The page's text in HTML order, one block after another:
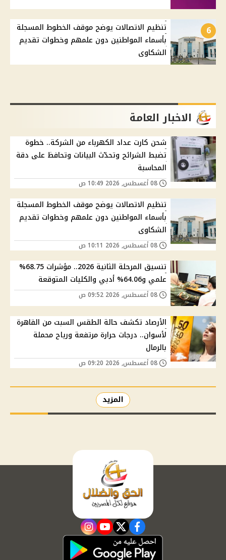
6
تنظيم الاتصالات يوضح موقف الخطوط المسجلة
بأسماء المواطنين دون علمهم وخطوات تقديم
الشكاوى
الاخبار العامة
شحن كارت عداد الكهرباء من الشركة.. خطوة
تضبط الشرائح وتحدّث البيانات وتحافظ على دقة
المحاسبة
تنظيم الاتصالات يوضح موقف الخطوط المسجلة
بأسماء المواطنين دون علمهم وخطوات تقديم
الشكاوى
تنسيق المرحلة الثانية 2026.. مؤشرات 68.75%
علمي و64.06% أدبي والكليات المتوقعة
الأرصاد تكشف حالة الطقس السبت من القاهرة
لأسوان.. درجات حرارة مرتفعة ورياح محملة
بالرمال
المزيد
facebook
twitter
youtube
instagram